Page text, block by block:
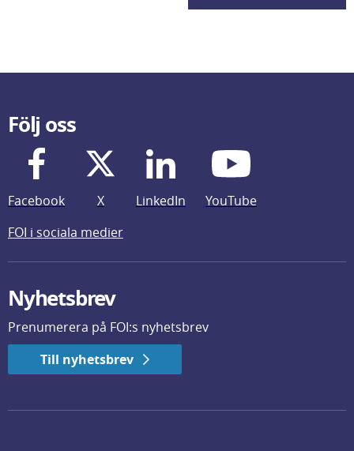
Följ oss
Facebook X LinkedIn
YouTube
FOI i sociala medier
Nyhetsbrev
Prenumerera på FOI:s nyhetsbrev
Till nyhetsbrev